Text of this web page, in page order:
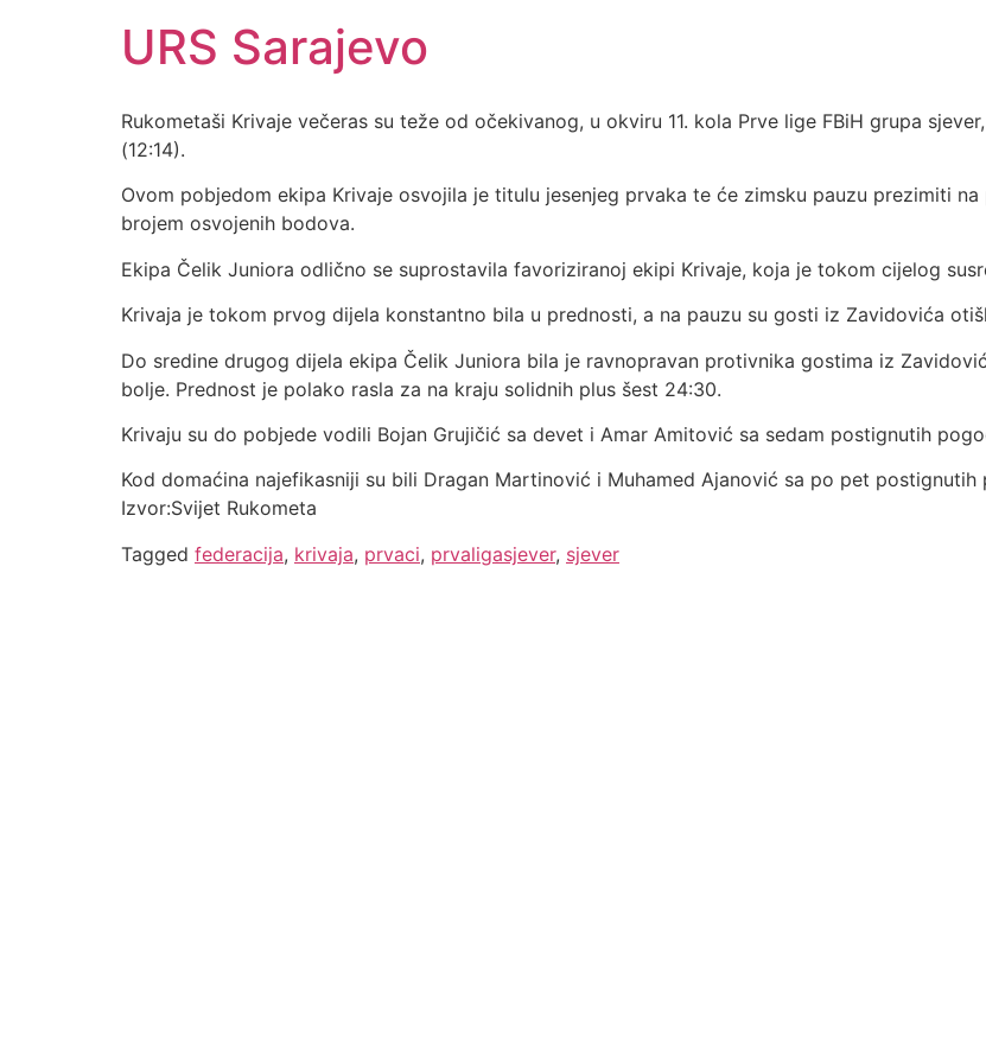
URS Sarajevo
Rukometaši Krivaje večeras su teže od očekivanog, u okviru 11. kola Prve lige FBiH grupa
(12:14).
Ovom pobjedom ekipa Krivaje osvojila je titulu jesenjeg prvaka te će zimsku pauzu prezimiti
brojem osvojenih bodova.
Ekipa Čelik Juniora odlično se suprostavila favoriziranoj ekipi Krivaje, koja je tokom cijelog
Krivaja je tokom prvog dijela konstantno bila u prednosti, a na pauzu su gosti iz Zavidovića
Do sredine drugog dijela ekipa Čelik Juniora bila je ravnopravan protivnika gostima iz
bolje. Prednost je polako rasla za na kraju solidnih plus šest 24:30.
Krivaju su do pobjede vodili Bojan Grujičić sa devet i Amar Amitović sa sedam postignutih
Kod domaćina najefikasniji su bili Dragan Martinović i Muhamed Ajanović sa po pet
Izvor:Svijet Rukometa
Tagged federacija, krivaja, prvaci, prvaligasjever, sjever